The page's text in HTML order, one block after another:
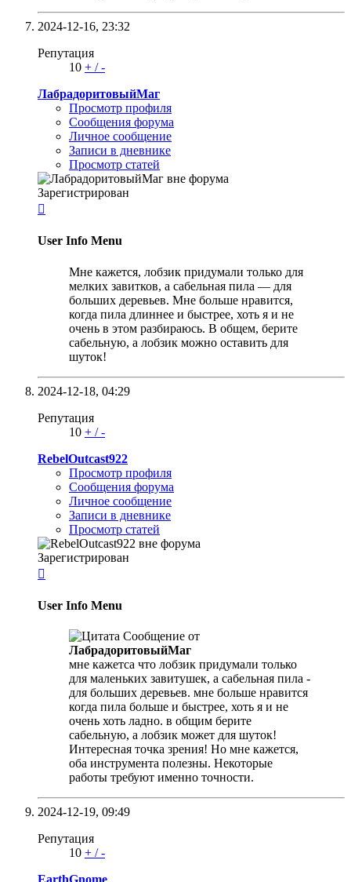
2024-12-16, 23:32
Репутация
10 + /-
ЛабрадоритовыйМаг
Просмотр профиля
Сообщения форума
Личное сообщение
Записи в дневнике
Просмотр статей
Зарегистрирован

User Info Menu
Мне кажется, лобзик придумали только для
мелких завитков, а сабельная пила — для
больших деревьев. Мне больше нравится,
когда пила длиннее и быстрее, хоть я и не
очень в этом разбираюсь. В общем, берите
сабельную, а лобзик можно оставить для
шуток!
2024-12-18, 04:29
Репутация
10 + /-
RebelOutcast922
Просмотр профиля
Сообщения форума
Личное сообщение
Записи в дневнике
Просмотр статей
Зарегистрирован

User Info Menu
Сообщение от
ЛабрадоритовыйМаг
мне кажетса что лобзик придумали только
для маленьких завитушек, а сабельная пила -
для больших деревьев. мне больше нравится
когда пила больше и быстрее, хоть я и не
очень хоть ладно. в общим берите
сабельную, а лобзик может для шуток!
Интересная точка зрения! Но мне кажется,
оба инструмента полезны. Некоторые
работы требуют именно точности.
2024-12-19, 09:49
Репутация
10 + /-